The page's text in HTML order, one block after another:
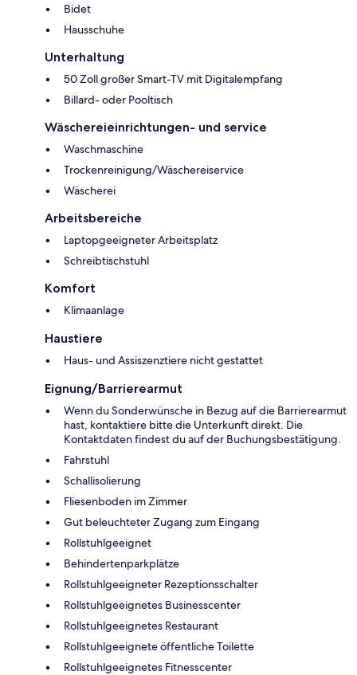
Bidet
Hausschuhe
Unterhaltung
50 Zoll großer Smart-TV mit Digitalempfang
Billard- oder Pooltisch
Wäschereieinrichtungen- und service
Waschmaschine
Trockenreinigung/Wäschereiservice
Wäscherei
Arbeitsbereiche
Laptopgeeigneter Arbeitsplatz
Schreibtischstuhl
Komfort
Klimaanlage
Haustiere
Haus- und Assiszenztiere nicht gestattet
Eignung/Barrierearmut
Wenn du Sonderwünsche in Bezug auf die Barrierearmut
hast, kontaktiere bitte die Unterkunft direkt. Die
Kontaktdaten findest du auf der Buchungsbestätigung.
Fahrstuhl
Schallisolierung
Fliesenboden im Zimmer
Gut beleuchteter Zugang zum Eingang
Rollstuhlgeeignet
Behindertenparkplätze
Rollstuhlgeeigneter Rezeptionsschalter
Rollstuhlgeeignetes Businesscenter
Rollstuhlgeeignetes Restaurant
Rollstuhlgeeignete öffentliche Toilette
Rollstuhlgeeignetes Fitnesscenter